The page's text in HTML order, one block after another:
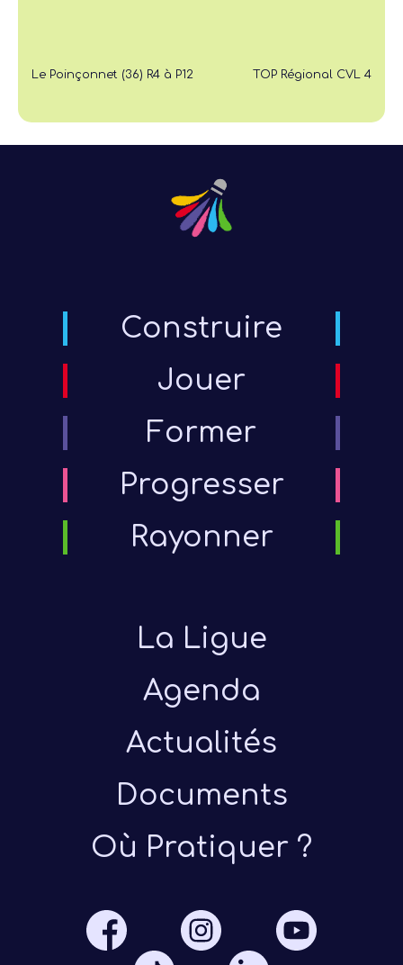
Le Poinçonnet (36) R4 à P12 TOP Régional CVL 4
Construire
Jouer
Former
Progresser
Rayonner
La Ligue
Agenda
Actualités
Documents
Où Pratiquer ?